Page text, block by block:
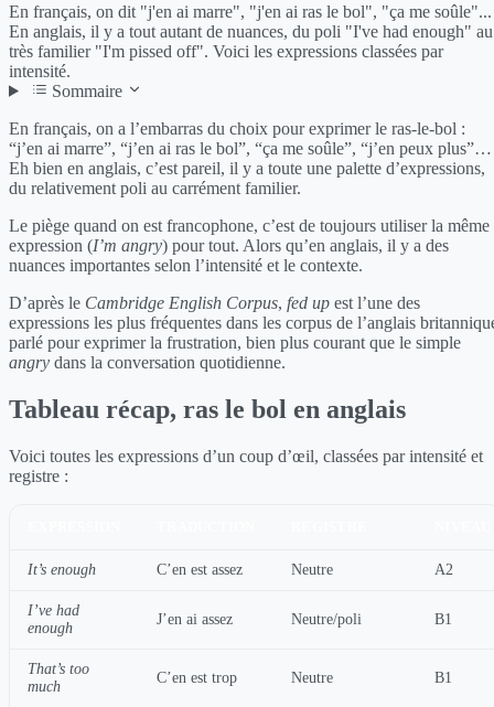
En français, on dit "j'en ai marre", "j'en ai ras le bol", "ça me soûle"...
En anglais, il y a tout autant de nuances, du poli "I've had enough" au
très familier "I'm pissed off". Voici les expressions classées par
intensité.
Sommaire
En français, on a l’embarras du choix pour exprimer le ras-le-bol :
“j’en ai marre”, “j’en ai ras le bol”, “ça me soûle”, “j’en peux plus”…
Eh bien en anglais, c’est pareil, il y a toute une palette d’expressions,
du relativement poli au carrément familier.
Le piège quand on est francophone, c’est de toujours utiliser la même
expression (I’m angry) pour tout. Alors qu’en anglais, il y a des
nuances importantes selon l’intensité et le contexte.
D’après le Cambridge English Corpus, fed up est l’une des
expressions les plus fréquentes dans les corpus de l’anglais
parlé pour exprimer la frustration, bien plus courant que le simple
angry dans la conversation quotidienne.
Tableau récap, ras le bol en anglais
Voici toutes les expressions d’un coup d’œil, classées par intensité et
registre :
It’s enough C’en est assez Neutre A2
I’ve had
enough
J’en ai assez Neutre/poli B1
That’s too
much
C’en est trop Neutre B1